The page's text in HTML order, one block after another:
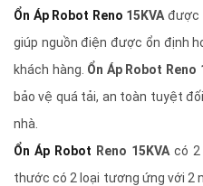
Ổn Áp Robot Reno 15KVA được
giúp nguồn điện được ổn định
khách hàng. Ổn Áp Robot Reno
bảo vệ quá tải, an toàn tuyệt
nhà.
Ổn Áp Robot Reno 15KVA có 2
thước có 2 loại tương ứng với 2